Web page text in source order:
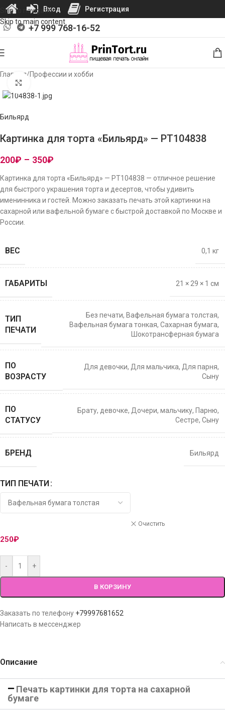
Skip to navigation
Skip to main content
+7 999 768-16-52
Главная/Профессии и хобби
Бильярд
Картинка для торта «Бильярд» — PT104838
200₽ – 350₽
Картинка для торта «Бильярд» — PT104838 — отличное решение
для быстрого украшения торта и десертов, чтобы удивить
именинника и гостей. Можно заказать печать этой картинки на
сахарной или вафельной бумаге с быстрой доставкой по Москве и
России.
ВЕС 0,1 кг
ГАБАРИТЫ 21 × 29 × 1 см
ТИП
ПЕЧАТИ
Без печати, Вафельная бумага толстая,
Вафельная бумага тонкая, Сахарная бумага,
Шокотрансферная бумага
ПО
ВОЗРАСТУ
Для девочки, Для мальчика, Для парня,
Сыну
ПО
СТАТУСУ
Брату, девочке, Дочери, мальчику, Парню,
Сестре, Сыну
БРЕНД Бильярд
ТИП ПЕЧАТИ
Очистить
250₽
- +
В КОРЗИНУ
Заказать по телефону +79997681652
Написать в мессенджер
Описание
Печать картинки для торта на сахарной
бумаге
Вход Регистрация